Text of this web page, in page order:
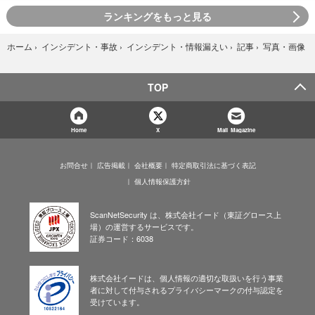
ランキングをもっと見る
ホーム › インシデント・事故 › インシデント・情報漏えい › 記事 › 写真・画像
TOP
Home X Mail Magazine
お問合せ 広告掲載 会社概要
特定商取引法に基づく表記
個人情報保護方針
ScanNetSecurity は、株式会社イード（東証グロース上
場）の運営するサービスです。
証券コード：6038
株式会社イードは、個人情報の適切な取扱いを行う事業
者に対して付与されるプライバシーマークの付与認定を
受けています。